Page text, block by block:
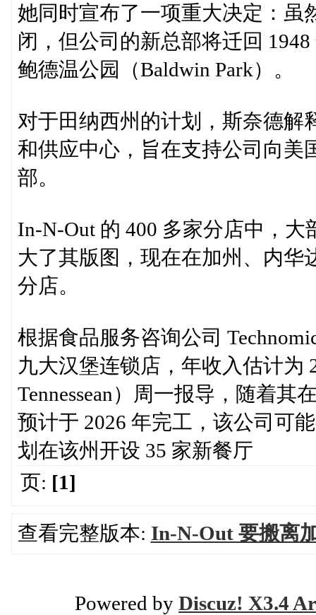
她同时宣布了一项重大决定：虽
闭，但公司的新总部将迁回
鲍德温公园（Baldwin Park）。
对于田纳西州的计划，斯奈德解
和供应中心，旨在支持公司向美
部。
In-N-Out 的 400 多家分店中，
大了其版图，现在在加州、内华
分店。
根据食品服务咨询公司
九大汉堡连锁店，年收入估计为
Tennessean）周一报导，随着
预计于 2026 年完工，该公司可
划在该州开设 35 家新餐厅
页: [1]
查看完整版本: In-N-Out 要搬离
Powered by Discuz! X3.4